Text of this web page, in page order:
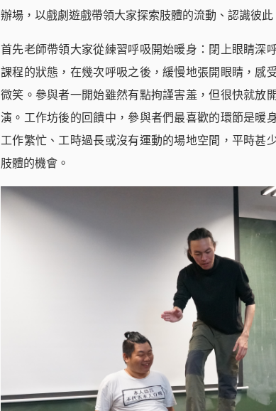
辦場，以戲劇遊戲帶領大家探索肢體的流動、認識彼此
首先老師帶領大家從練習呼吸開始暖身：閉上眼睛深
課程的狀態，在幾次呼吸之後，緩慢地張開眼睛，感
微笑。參與者一開始雖然有點拘謹害羞，但很快就放
演。工作坊後的回饋中，參與者們最喜歡的環節是暖
工作繁忙、工時過長或沒有運動的場地空間，平時甚
肢體的機會。